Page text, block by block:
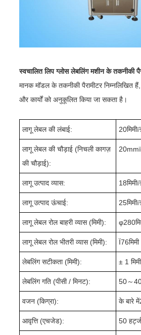
स्वचालित लिप ग्लोस लेबलिंग मशीन के तकनीकी
मानक मॉडल के तकनीकी पैरामीटर
और कार्यों को अनुकूलित किया जा सकता है।
लागू लेबल की लंबाई: 20
लागू लेबल की चौड़ाई (निचली कागज़
की चौड़ाई):
लागू उत्पाद व्यास: 18
लागू उत्पाद ऊंचाई: 25
लागू लेबल रोल बाहरी व्यास (मिमी): φ280
लागू लेबल रोल भीतरी व्यास (मिमी): Ï76मिमी
लेबलिंग सटीकता (मिमी): ± 1 मिमी
लेबलिंग गति (पीसी / मिनट): 50～
वजन (किग्रा): के बारे में
आवृत्ति (एचजेड): 50 हर्ट्ज